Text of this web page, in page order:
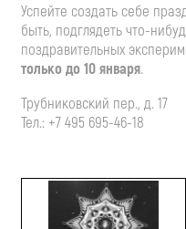
Успейте создать себе
быть, подглядеть что-
поздравительных
только до 10 января.
Трубниковский пер., д. 17
Тел.: +7 495 695-46-18